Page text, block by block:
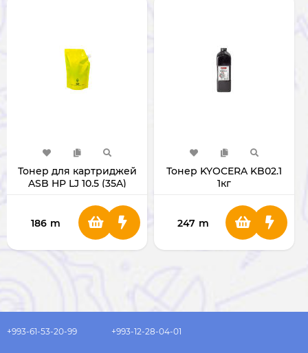
Тонер для картриджей
ASB HP LJ 10.5 (35A)
186 m
Тонер KYOCERA KB02.1
1кг
247 m
+993-61-53-20-99 +993-12-28-04-01